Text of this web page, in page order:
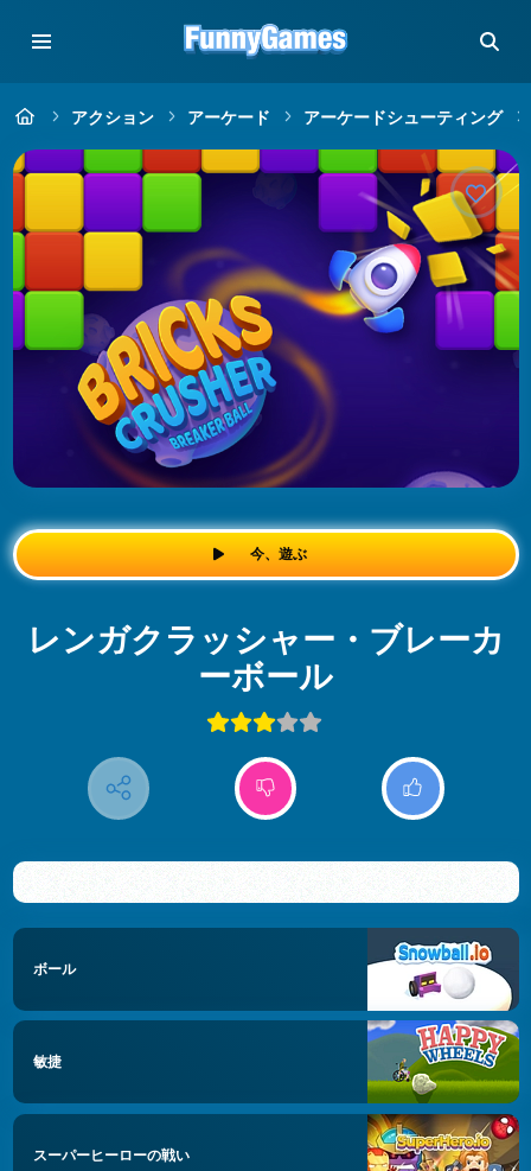
アクション アーケード アーケードシューティング
今、遊ぶ
レンガクラッシャー・ブレーカ
ーボール
ボール
敏捷
スーパーヒーローの戦い